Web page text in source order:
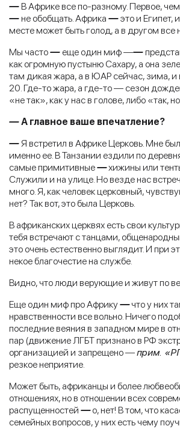
—В Африке все по-разному. Первое,
—не обобщать. Африка —это и Египет,
месте может быть голод, а в другом все
Мы часто— еще один миф ——
как огромную пустыню Сахару, а она
там дикая жара, а в ЮАР сейчас, зима, и
20. Где-то жара, а где-то — сезон
«не так», как у нас в голове, либо «так,
—А главное ваше впечатление?
—Я встретил в Африке Церковь. Мне
именно ее. В Танзании ездили по
самые примитивные—хижины или
Служили и на улице. Но везде нас
много. Я, как человек церковный,
нет? Так вот, это была Церковь.
В африканских церквях есть свои
тебя встречают с танцами,
это очень естественно выглядит. И при
некое благочестие на службе.
Видно, что люди верующие и живут по
Еще один миф про Африку—что у них
нравственности все вольно. Ничего
последние веяния в западном мире в
пар (движение ЛГБТ признано в РФ
организацией и запрещено —прим.
резкое неприятие.
Может быть, африканцы и более
отношениях, но в отношении всех
распущенностей —о, нет! В том, что
семейных вопросов, у них есть чему